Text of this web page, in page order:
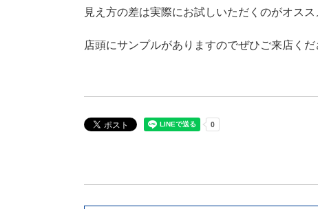
見え方の差は実際にお試しいただくのがオスス
店頭にサンプルがありますのでぜひご来店くだ